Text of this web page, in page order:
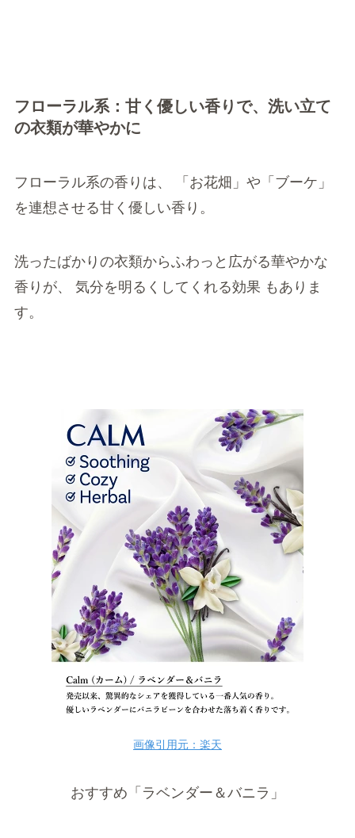
フローラル系：甘く優しい香りで、洗い立て
の衣類が華やかに
フローラル系の香りは、 「お花畑」や「ブーケ」
を連想させる甘く優しい香り。
洗ったばかりの衣類からふわっと広がる華やかな
香りが、 気分を明るくしてくれる効果 もありま
す。
画像引用元：楽天
おすすめ 「ラベンダー＆バニラ」